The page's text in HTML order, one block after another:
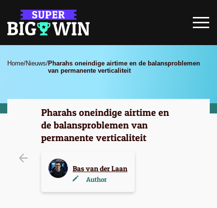
Home/Nieuws/Pharahs oneindige airtime en de balansproblemen
van permanente verticaliteit
Pharahs oneindige airtime en
de balansproblemen van
permanente verticaliteit
Bas van der Laan
Author